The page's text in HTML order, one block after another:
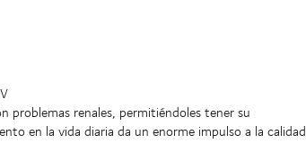
problemas renales, permitiéndoles tener su
en la vida diaria da un enorme impulso a la calidad